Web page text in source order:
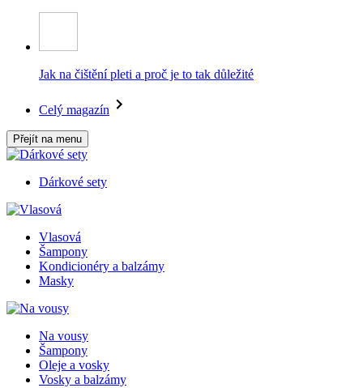
Jak na čištění pleti a proč je to tak důležité
Celý magazín
Přejít na menu
Dárkové sety
Vlasová
Šampony
Kondicionéry a balzámy
Masky
Na vousy
Šampony
Oleje a vosky
Vosky a balzámy